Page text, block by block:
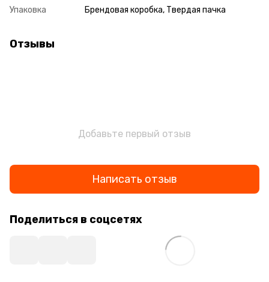
Упаковка Брендовая коробка, Твердая пачка
Отзывы
Добавьте первый отзыв
Написать отзыв
Поделиться в соцсетях